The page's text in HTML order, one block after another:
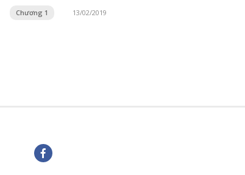
Chương 1 13/02/2019